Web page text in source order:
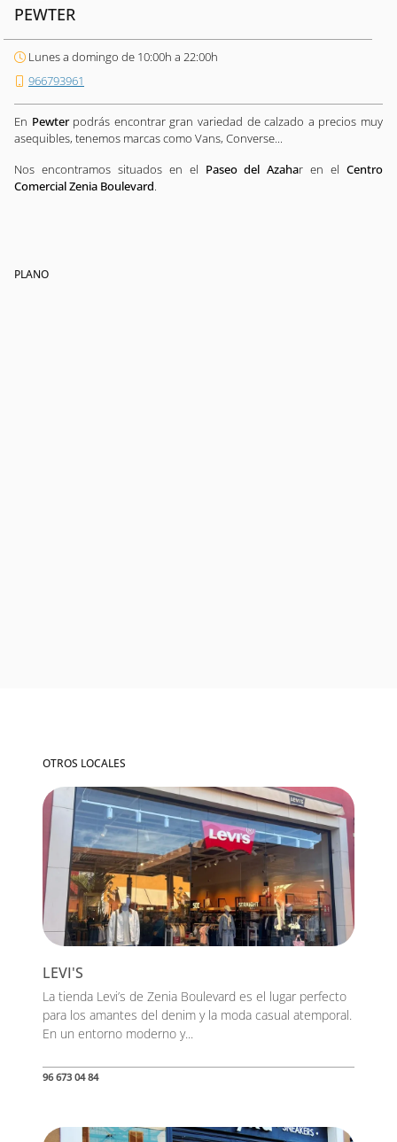
PEWTER
Lunes a domingo de 10:00h a 22:00h
966793961
En Pewterpodrás encontrar gran variedad de calzado a precios muy
asequibles, tenemos marcas como Vans, Converse...
Nos encontramos situados en el Paseo del Azahar en elCentro
Comercial Zenia Boulevard.
PLANO
OTROS LOCALES
LEVI'S
La tienda Levi’s de Zenia Boulevard es el lugar perfecto
para los amantes del denim y la moda casual atemporal.
En un entorno moderno y...
96 673 04 84